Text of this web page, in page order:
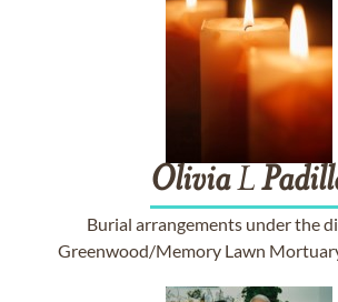
OliviaL
Burial arrangements under the
Greenwood/Memory Lawn